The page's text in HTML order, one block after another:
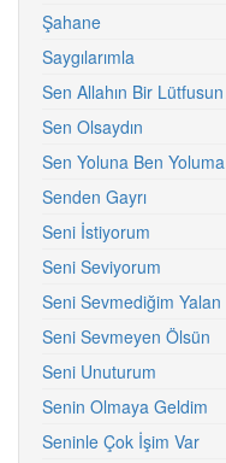
Şahane
Saygılarımla
Sen Allahın Bir Lütfusun
Sen Olsaydın
Sen Yoluna Ben Yoluma
Senden Gayrı
Seni İstiyorum
Seni Seviyorum
Seni Sevmediğim Yalan
Seni Sevmeyen Ölsün
Seni Unuturum
Senin Olmaya Geldim
Seninle Çok İşim Var